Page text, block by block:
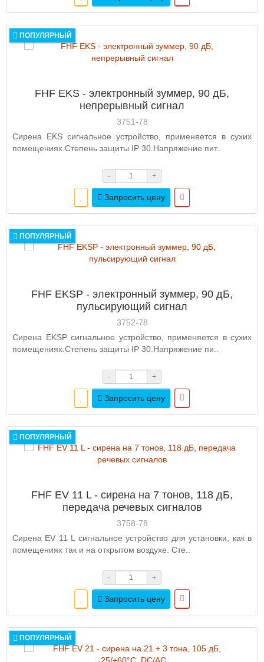
ПОПУЛЯРНЫЙ
FHF EKS - электронный зуммер, 90 дБ,
непрерывный сигнал
3751-78
Сирена EKS сигнальное устройство, применяется в сухих
помещениях.Степень защиты IP 30.Напряжение пит..
- +
Запросить цену
ПОПУЛЯРНЫЙ
FHF EKSP - электронный зуммер, 90 дБ,
пульсирующий сигнал
3752-78
Сирена EKSP сигнальное устройство, применяется в сухих
помещениях.Степень защиты IP 30.Напряжение пи..
- +
Запросить цену
ПОПУЛЯРНЫЙ
FHF EV 11 L - сирена на 7 тонов, 118 дБ,
передача речевых сигналов
3758-78
Сирена EV 11 L сигнальное устройство для установки, как в
помещениях так и на открытом воздухе. Сте..
- +
Запросить цену
ПОПУЛЯРНЫЙ